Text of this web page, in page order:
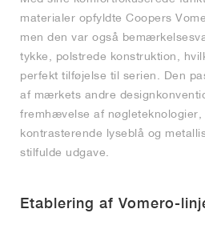
materialer opfyldte Coopers
men den var også
tykke, polstrede konstruktion,
perfekt tilføjelse til serien. Den
af mærkets andre
fremhævelse af
kontrasterende lyseblå og
stilfulde udgave.
Etablering af Vomero-